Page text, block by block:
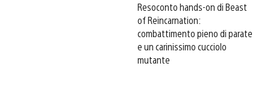
Resoconto hands-on di Beast
of Reincarnation:
combattimento pieno di parate
e un carinissimo cucciolo
mutante